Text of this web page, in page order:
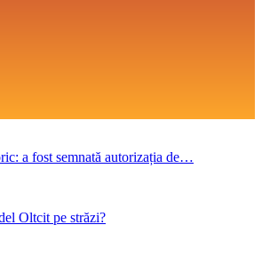
a fost semnată autorizația de…
Oltcit pe străzi?